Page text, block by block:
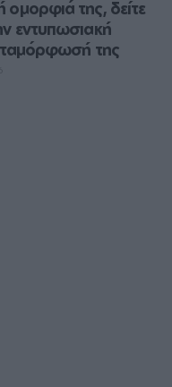
ομορφιά της, δείτε
εντυπωσιακή
της